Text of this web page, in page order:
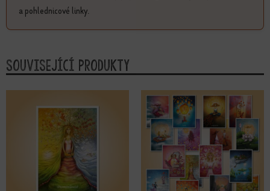
a pohlednicové linky.
Související produkty